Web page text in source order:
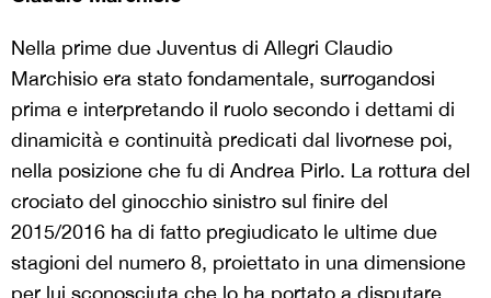
Nella prime due Juventus di Allegri Claudio
Marchisio era stato fondamentale, surrogandosi
prima e interpretando il ruolo secondo i dettami di
dinamicità e continuità predicati dal livornese poi,
nella posizione che fu di Andrea Pirlo. La rottura del
crociato del ginocchio sinistro sul finire del
2015/2016 ha di fatto pregiudicato le ultime due
stagioni del numero 8, proiettato in una dimensione
per lui sconosciuta che lo ha portato a disputare